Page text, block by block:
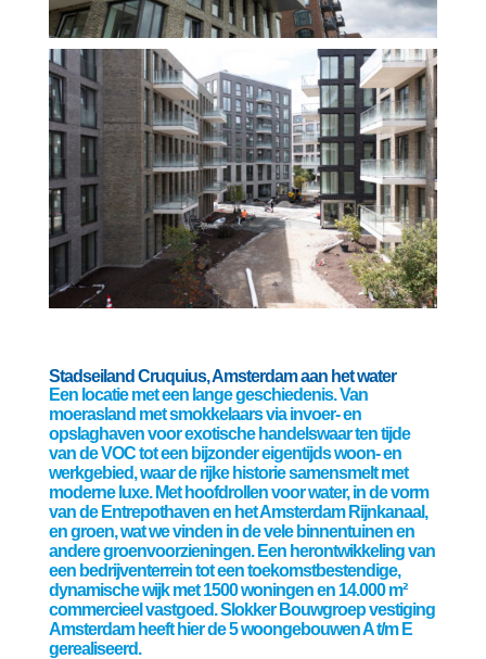
Stadseiland Cruquius, Amsterdam aan het water
Een locatie met een lange geschiedenis. Van
moerasland met smokkelaars via invoer- en
opslaghaven voor exotische handelswaar ten tijde
van de VOC tot een bijzonder eigentijds woon- en
werkgebied, waar de rijke historie samensmelt met
moderne luxe. Met hoofdrollen voor water, in de vorm
van de Entrepothaven en het Amsterdam Rijnkanaal,
en groen, wat we vinden in de vele binnentuinen en
andere groenvoorzieningen. Een herontwikkeling van
een bedrijventerrein tot een toekomstbestendige,
dynamische wijk met 1500 woningen en 14.000 m²
commercieel vastgoed. Slokker Bouwgroep vestiging
Amsterdam heeft hier de 5 woongebouwen A t/m E
gerealiseerd.